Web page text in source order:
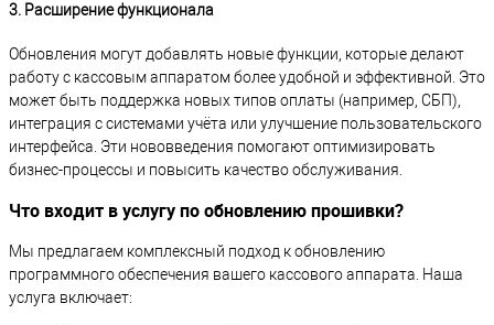
3. Расширение функционала
Обновления могут добавлять новые функции, которые делают
работу с кассовым аппаратом более удобной и эффективной. Это
может быть поддержка новых типов оплаты (например, СБП),
интеграция с системами учёта или улучшение пользовательского
интерфейса. Эти нововведения помогают оптимизировать
бизнес-процессы и повысить качество обслуживания.
Что входит в услугу по обновлению прошивки?
Мы предлагаем комплексный подход к обновлению
программного обеспечения вашего кассового аппарата. Наша
услуга включает: